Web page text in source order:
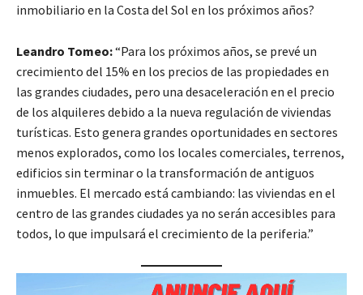
inmobiliario en la Costa del Sol en los próximos años?
Leandro Tomeo:“Para los próximos años, se prevé un
crecimiento del 15% en los precios de las propiedades en
las grandes ciudades, pero una desaceleración en el precio
de los alquileres debido a la nueva regulación de viviendas
turísticas. Esto genera grandes oportunidades en sectores
menos explorados, como los locales comerciales, terrenos,
edificios sin terminar o la transformación de antiguos
inmuebles. El mercado está cambiando: las viviendas en el
centro de las grandes ciudades ya no serán accesibles para
todos, lo que impulsará el crecimiento de la periferia.”